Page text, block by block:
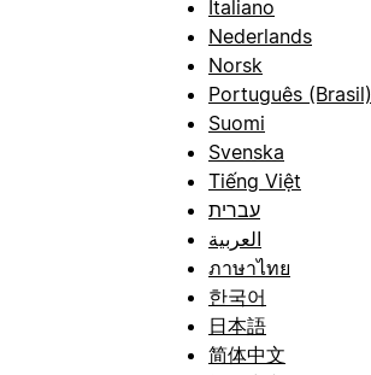
Italiano
Nederlands
Norsk
Português (Brasil)
Suomi
Svenska
Tiếng Việt
עברית
العربية
ภาษาไทย
한국어
日本語
简体中文